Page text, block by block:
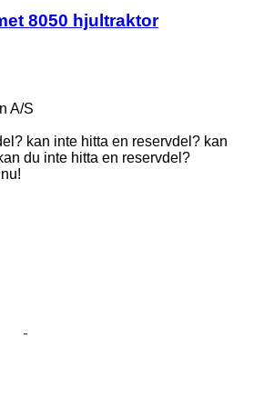
8050 hjultraktor
A/S
kan inte hitta en reservdel? kan
du inte hitta en reservdel?